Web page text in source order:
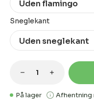
På lager Afhentning
Vælg
Sneglekant